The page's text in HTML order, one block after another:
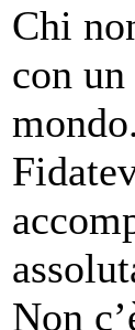
Chi
con
mondo.
Non